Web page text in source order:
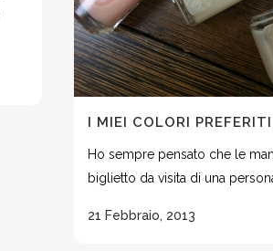
I MIEI COLORI PREFERITI
Ho sempre pensato che le
biglietto da visita di una
21 Febbraio, 2013